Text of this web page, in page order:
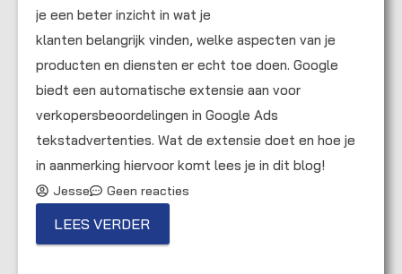
je een beter inzicht in wat je
klanten belangrijk vinden, welke aspecten van je
producten en diensten er echt toe doen. Google
biedt een automatische extensie aan voor
verkopersbeoordelingen in Google Ads
tekstadvertenties. Wat de extensie doet en hoe je
in aanmerking hiervoor komt lees je in dit blog!
Jesse Geen reacties
LEES VERDER